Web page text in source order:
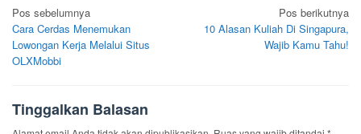
Navigasi
pos
Pos sebelumnya
Cara Cerdas Menemukan
Lowongan Kerja Melalui Situs
OLXMobbi
Pos berikutnya
10 Alasan Kuliah Di Singapura,
Wajib Kamu Tahu!
Tinggalkan Balasan